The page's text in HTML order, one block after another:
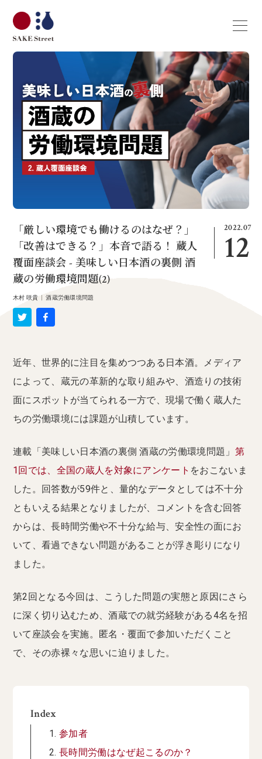
2022.07
12
「厳しい環境でも働けるのはなぜ？」
「改善はできる？」本音で語る！ 蔵人
覆面座談会 - 美味しい日本酒の裏側 酒
蔵の労働環境問題(2)
木村 咲貴 |酒蔵労働環境問題
近年、世界的に注目を集めつつある日本酒。メディア
によって、蔵元の革新的な取り組みや、酒造りの技術
面にスポットが当てられる一方で、現場で働く蔵人た
ちの労働環境には課題が山積しています。
連載「美味しい日本酒の裏側 酒蔵の労働環境問題」 第
1回では、全国の蔵人を対象にアンケート をおこないま
した。回答数が59件と、量的なデータとしては不十分
ともいえる結果となりましたが、コメントを含む回答
からは、長時間労働や不十分な給与、安全性の面にお
いて、看過できない問題があることが浮き彫りになり
ました。
第2回となる今回は、こうした問題の実態と原因にさら
に深く切り込むため、酒蔵での就労経験がある4名を招
いて座談会を実施。匿名・覆面で参加いただくこと
で、その赤裸々な思いに迫りました。
Index
参加者
長時間労働はなぜ起こるのか？